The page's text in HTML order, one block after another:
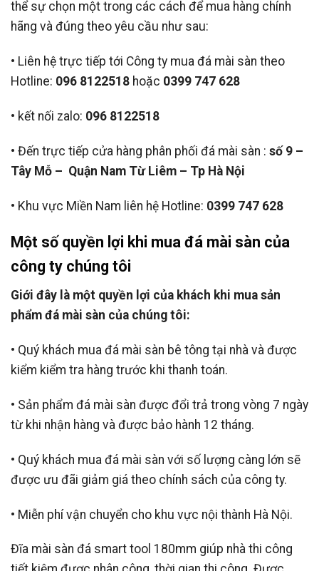
thể sự chọn một trong các cách để mua hàng chính
hãng và đúng theo yêu cầu như sau:
• Liên hệ trực tiếp tới Công ty mua đá mài sàn theo
Hotline: 096 8122518 hoặc 0399 747 628
• kết nối zalo: 096 8122518
• Đến trực tiếp cửa hàng phân phối đá mài sàn : số 9 –
Tây Mỗ – Quận Nam Từ Liêm – Tp Hà Nội
• Khu vực Miền Nam liên hệ Hotline: 0399 747 628
Một số quyền lợi khi mua đá mài sàn của
công ty chúng tôi
Giới đây là một quyền lợi của khách khi mua sản
phẩm đá mài sàn của chúng tôi:
• Quý khách mua đá mài sàn bê tông tại nhà và được
kiểm kiểm tra hàng trước khi thanh toán.
• Sản phẩm đá mài sàn được đổi trả trong vòng 7 ngày
từ khi nhận hàng và được bảo hành 12 tháng.
• Quý khách mua đá mài sàn với số lượng càng lớn sẽ
được ưu đãi giảm giá theo chính sách của công ty.
• Miễn phí vận chuyển cho khu vực nội thành Hà Nội.
Đĩa mài sàn đá smart tool 180mm giúp nhà thi công